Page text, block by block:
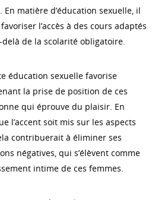
matière d’éducation sexuelle, il
l’accès à des cours adaptés
de la scolarité obligatoire.
éducation sexuelle favorise
la prise de position de ces
qui éprouve du plaisir. En
l’accent soit mis sur les aspects
contribuerait à éliminer ses
négatives, qui s’élèvent comme
intime de ces femmes.